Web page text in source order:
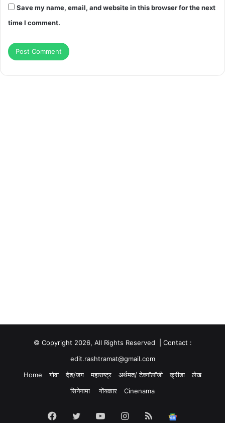
Save my name, email, and website in this browser for the next
time I comment.
© Copyright 2026, All Rights Reserved | Contact :
edit.rashtramat@gmail.com
Home
गोवा देश/जग महाराष्ट्र अर्थमत/ टेक्नॉलॉजी क्रीडा
लेख
सिनेनामा
गोंयकार Cinenama
Facebook
TwitterYouTubeInstagram
RSS